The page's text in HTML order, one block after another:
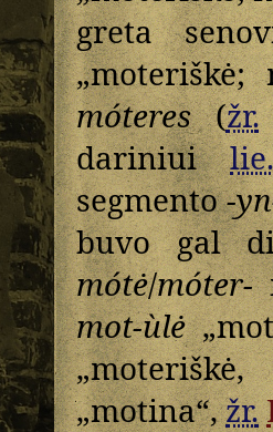
greta
„moteriškė;
móteres(žr.
dariniui
segmento-
buvo gal
mótė/móter-
mot-ùlė
„motina“,žr.